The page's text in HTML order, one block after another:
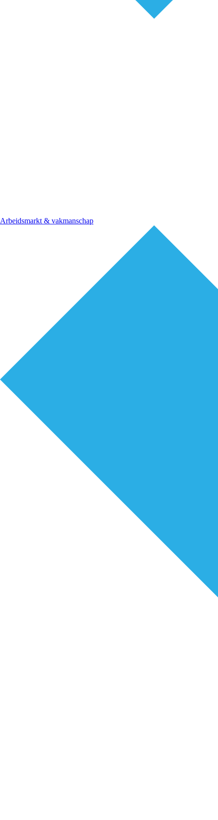
Arbeidsmarkt & vakmanschap